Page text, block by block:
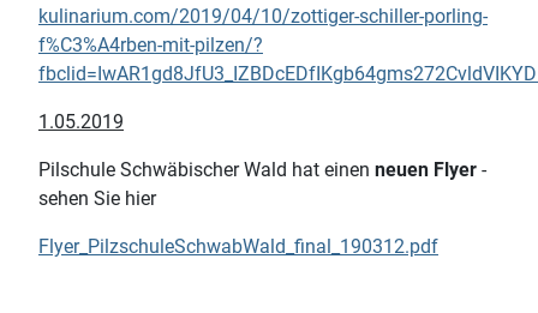
kulinarium.com/2019/04/10/zottiger-schiller-porling-
f%C3%A4rben-mit-pilzen/?
1.05.2019
Pilschule Schwäbischer Wald hat einen neuen Flyer -
sehen Sie hier
Flyer_PilzschuleSchwabWald_final_190312.pdf